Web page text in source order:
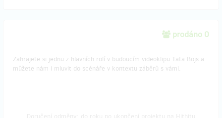
prodáno 0
Zahrajete si jednu z hlavních rolí v budoucím videoklipu Tata Bojs a
můžete nám i mluvit do scénáře v kontextu záběrů s vámi.